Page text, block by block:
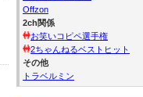
Offzon
2ch関係
お笑いコピペ選手権
2ちゃんねるベストヒット
その他
トラベルミン